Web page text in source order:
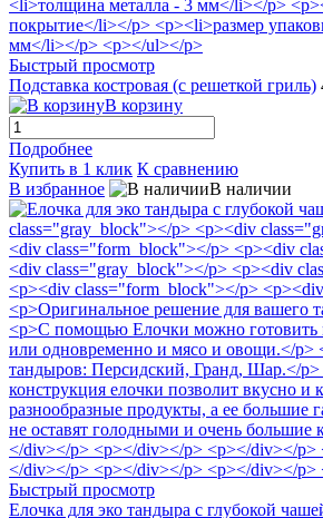
Быстрый просмотр
Подставка костровая (с решеткой гриль)
В корзину
Подробнее
Купить в 1 клик К сравнению
В избранное
В наличии
Быстрый просмотр
Елочка для эко тандыра с глубокой